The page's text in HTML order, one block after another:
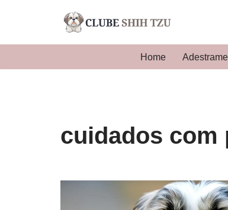
Home
cuidados com